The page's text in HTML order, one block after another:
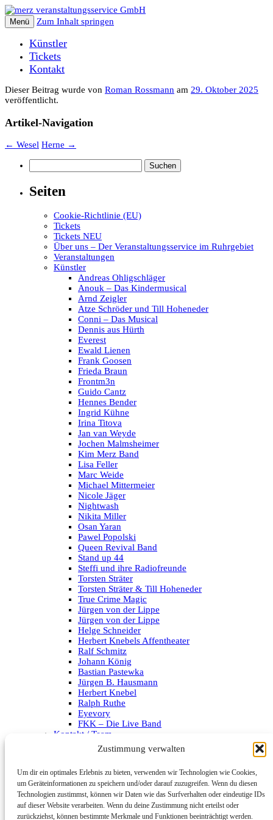
Zustimmung verwalten
Um dir ein optimales Erlebnis zu bieten, verwenden wir Technologien wie Cookies,
um Geräteinformationen zu speichern und/oder darauf zuzugreifen. Wenn du diesen
Technologien zustimmst, können wir Daten wie das Surfverhalten oder eindeutige IDs
auf dieser Website verarbeiten. Wenn du deine Zustimmung nicht erteilst oder
zurückziehst, können bestimmte Merkmale und Funktionen beeinträchtigt werden.
Menü Zum Inhalt springen
Künstler
Tickets
Kontakt
Dieser Beitrag wurde von Roman Rossmann am 29. Oktober 2025
veröffentlicht.
Artikel-Navigation
← Wesel Herne →
nach:
Seiten
Cookie-Richtlinie (EU)
Tickets
Tickets NEU
Über uns – Der Veranstaltungsservice im Ruhrgebiet
Veranstaltungen
Künstler
Andreas Ohligschläger
Anouk – Das Kindermusical
Arnd Zeigler
Atze Schröder und Till Hoheneder
Conni – Das Musical
Dennis aus Hürth
Everest
Ewald Lienen
Frank Goosen
Frieda Braun
Frontm3n
Guido Cantz
Hennes Bender
Ingrid Kühne
Irina Titova
Jan van Weyde
Jochen Malmsheimer
Kim Merz Band
Lisa Feller
Marc Weide
Michael Mittermeier
Nicole Jäger
Nightwash
Nikita Miller
Osan Yaran
Pawel Popolski
Queen Revival Band
Stand up 44
Steffi und ihre Radiofreunde
Torsten Sträter
Torsten Sträter & Till Hoheneder
True Crime Magic
Jürgen von der Lippe
Jürgen von der Lippe
Helge Schneider
Herbert Knebels Affentheater
Ralf Schmitz
Johann König
Bastian Pastewka
Jürgen B. Hausmann
Herbert Knebel
Ralph Ruthe
Eyevory
FKK – Die Live Band
Kontakt / Team
Datenschutzerklärung
Archiv
Kategorien